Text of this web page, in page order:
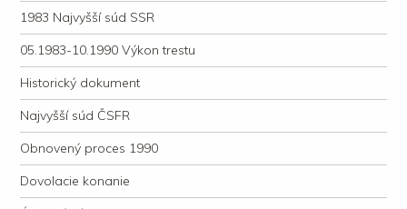
1983 Najvyšší súd SSR
05.1983-10.1990 Výkon trestu
Historický dokument
Najvyšší súd ČSFR
Obnovený proces 1990
Dovolacie konanie